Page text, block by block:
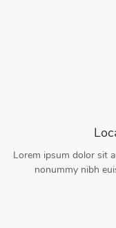
Lorem ipsum dolor sit
nonummy nibh